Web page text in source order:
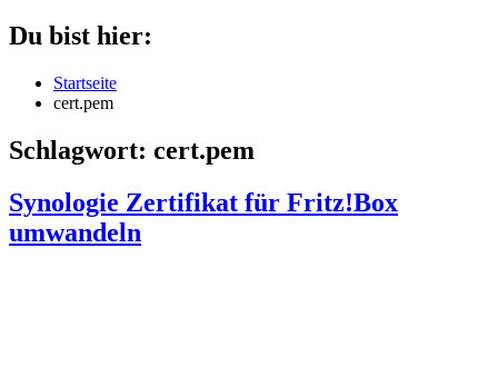
Du bist hier:
Startseite
cert.pem
Schlagwort: cert.pem
Synologie Zertifikat für Fritz!Box
umwandeln